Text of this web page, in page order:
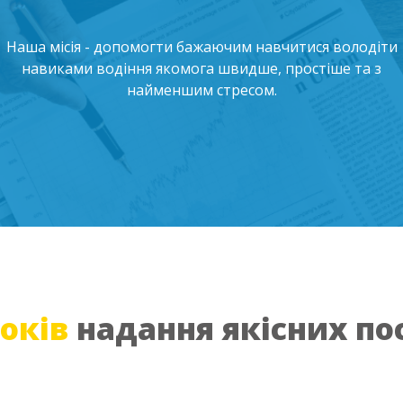
Наша місія - допомогти бажаючим навчитися володіти
навиками водіння якомога швидше, простіше та з
найменшим стресом.
надання якісних